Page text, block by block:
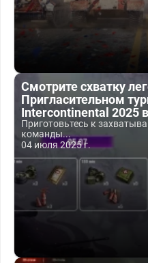
Смотрите схватку
Пригласительном
Intercontinental 2025
Приготовьтесь к
команды...
04 июля 2025 г.